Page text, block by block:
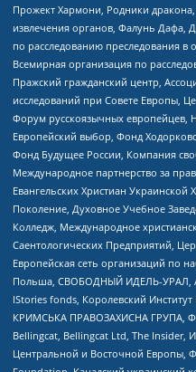
Прожект Хармони, Родники
извлечения органов, Фалунь Дафа,
по расследованию преследования
Всемирная организация по
Пражский гражданский центр,
исследований при Совете Европы,
Форум русскоязычных европейцев,
Европейский выбор, Фонд
Фонд Будущее России, Компания
Международное партнерство за
Евангельских Христиан Украинской
Поколение, Духовное Учебное
Колледж, Международное
Саентологических Предприятий,
Европейская сеть организаций по
Польша, СВОБОДНЫЙ ИДЕЛЬ-УРАЛ,
IStories fonds, Королевский
КРИМСЬКА ПРАВОЗАХИСНА ГРУПА,
Bellingcat, Bellingcat Ltd, The Insider,
Центральной и Восточной Европы,